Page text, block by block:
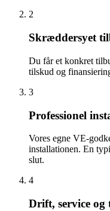
2
Skræddersyet
Du får et konkret
tilskud og
3
Professionel
Vores egne VE-
installationen. En
slut.
4
Drift, service og